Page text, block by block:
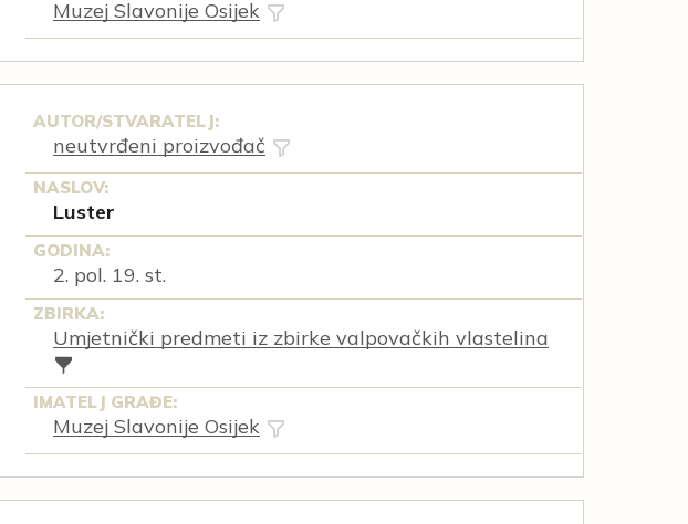
Muzej Slavonije Osijek
AUTOR/STVARATELJ:
neutvrđeni proizvođač
NASLOV:
Luster
GODINA:
2. pol. 19. st.
ZBIRKA:
Umjetnički predmeti iz zbirke valpovačkih vlastelina
IMATELJ GRAĐE:
Muzej Slavonije Osijek